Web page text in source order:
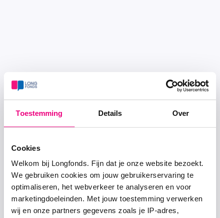
Toestemming Details Over
Cookies
Welkom bij Longfonds. Fijn dat je onze website bezoekt.
We gebruiken cookies om jouw gebruikerservaring te
optimaliseren, het webverkeer te analyseren en voor
marketingdoeleinden. Met jouw toestemming verwerken
wij en onze partners gegevens zoals je IP-adres,